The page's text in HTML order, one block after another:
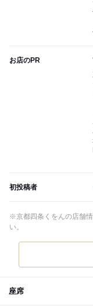
お店のPR
初投稿者
※京都四条くをんの店舗
い。
座席